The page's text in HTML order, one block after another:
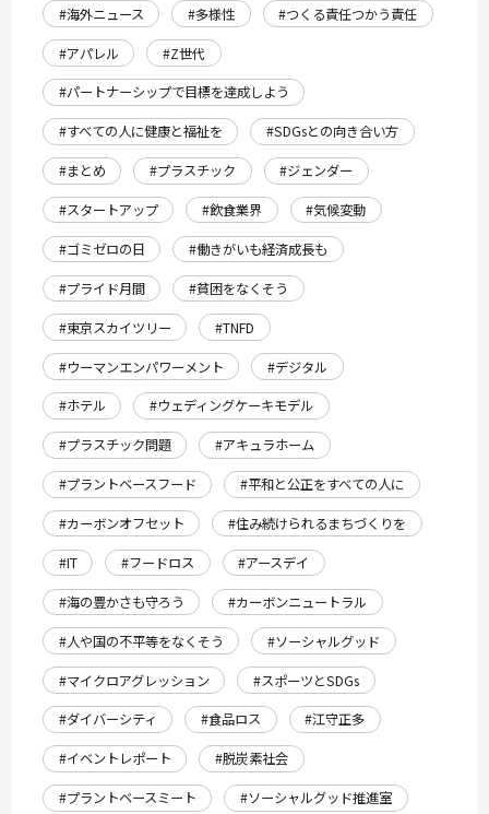
#海外ニュース
#多様性
#つくる責任つかう責任
#アパレル
#Z世代
#パートナーシップで目標を達成しよう
#すべての人に健康と福祉を
#SDGsとの向き合い方
#まとめ
#プラスチック
#ジェンダー
#スタートアップ
#飲食業界
#気候変動
#ゴミゼロの日
#働きがいも経済成長も
#プライド月間
#貧困をなくそう
#東京スカイツリー
#TNFD
#ウーマンエンパワーメント
#デジタル
#ホテル
#ウェディングケーキモデル
#プラスチック問題
#アキュラホーム
#プラントベースフード
#平和と公正をすべての人に
#カーボンオフセット
#住み続けられるまちづくりを
#IT
#フードロス
#アースデイ
#海の豊かさも守ろう
#カーボンニュートラル
#人や国の不平等をなくそう
#ソーシャルグッド
#マイクロアグレッション
#スポーツとSDGs
#ダイバーシティ
#食品ロス
#江守正多
#イベントレポート
#脱炭素社会
#プラントベースミート
#ソーシャルグッド推進室